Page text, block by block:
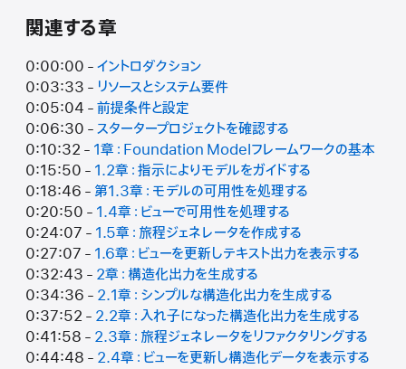
関連する章
0:00:00 - イントロダクション
0:03:33 - リソースとシステム要件
0:05:04 - 前提条件と設定
0:06:30 - スタータープロジェクトを確認する
0:10:32 - 1章：Foundation Modelフレームワークの基本
0:15:50 - 1.2章：指示によりモデルをガイドする
0:18:46 - 第1.3章：モデルの可用性を処理する
0:20:50 - 1.4章：ビューで可用性を処理する
0:24:07 - 1.5章：旅程ジェネレータを作成する
0:27:07 - 1.6章：ビューを更新しテキスト出力を表示する
0:32:43 - 2章：構造化出力を生成する
0:34:36 - 2.1章：シンプルな構造化出力を生成する
0:37:52 - 2.2章：入れ子になった構造化出力を生成する
0:41:58 - 2.3章：旅程ジェネレータをリファクタリングする
0:44:48 - 2.4章：ビューを更新し構造化データを表示する